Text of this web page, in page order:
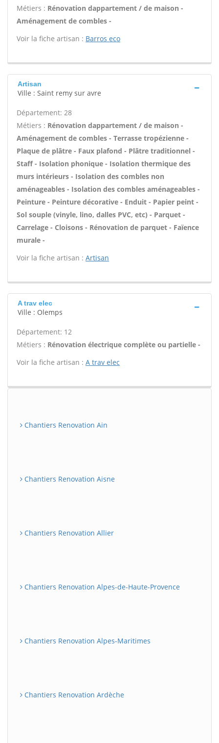
Métiers : Rénovation dappartement / de maison -
Aménagement de combles -
Voir la fiche artisan : Barros eco
Artisan
Ville : Saint remy sur avre
Département: 28
Métiers : Rénovation dappartement / de maison -
Aménagement de combles - Terrasse tropézienne -
Plaque de plâtre - Faux plafond - Plâtre traditionnel -
Staff - Isolation phonique - Isolation thermique des
murs intérieurs - Isolation des combles non
aménageables - Isolation des combles aménageables -
Peinture - Peinture décorative - Enduit - Papier peint -
Sol souple (vinyle, lino, dalles PVC, etc) - Parquet -
Carrelage - Cloisons - Rénovation de parquet - Faïence
murale -
Voir la fiche artisan : Artisan
A trav elec
Ville : Olemps
Département: 12
Métiers : Rénovation électrique complète ou partielle -
Voir la fiche artisan : A trav elec
Chantiers Renovation Ain
Chantiers Renovation Aisne
Chantiers Renovation Allier
Chantiers Renovation Alpes-de-Haute-Provence
Chantiers Renovation Alpes-Maritimes
Chantiers Renovation Ardèche